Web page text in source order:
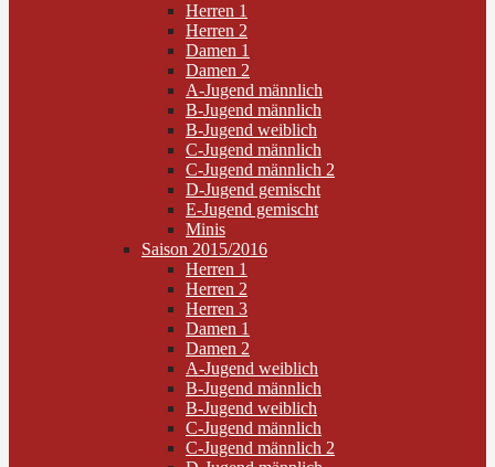
Herren 1
Herren 2
Damen 1
Damen 2
A-Jugend männlich
B-Jugend männlich
B-Jugend weiblich
C-Jugend männlich
C-Jugend männlich 2
D-Jugend gemischt
E-Jugend gemischt
Minis
Saison 2015/2016
Herren 1
Herren 2
Herren 3
Damen 1
Damen 2
A-Jugend weiblich
B-Jugend männlich
B-Jugend weiblich
C-Jugend männlich
C-Jugend männlich 2